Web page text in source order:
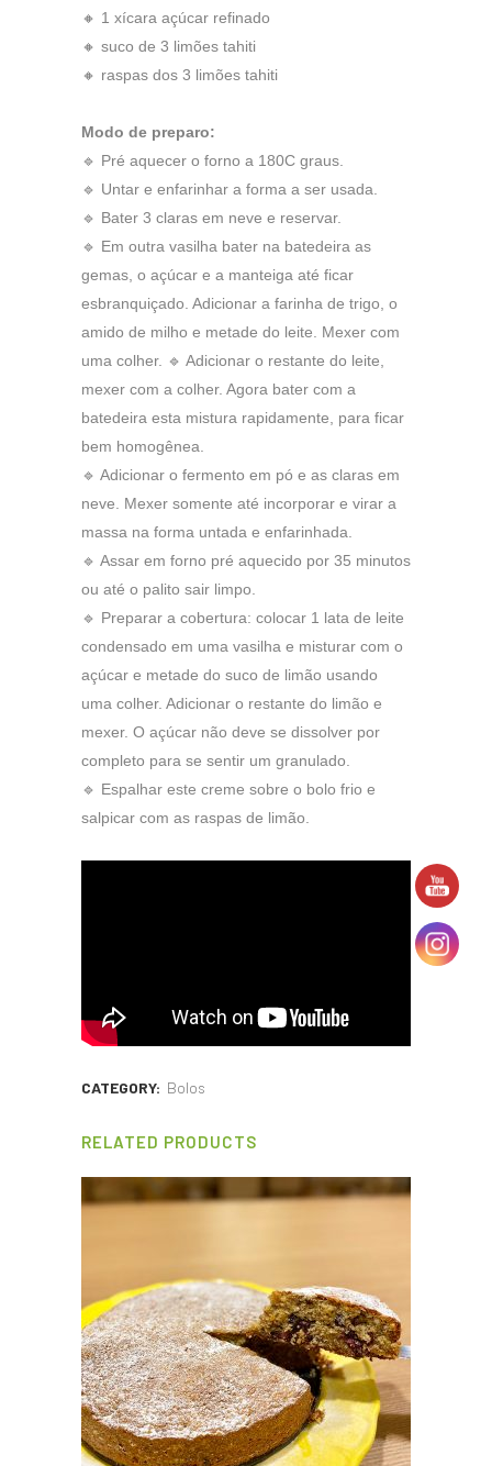
🔸 1 xícara açúcar refinado
🔸 suco de 3 limões tahiti
🔸 raspas dos 3 limões tahiti
Modo de preparo:
🔹 Pré aquecer o forno a 180C graus.
🔹 Untar e enfarinhar a forma a ser usada.
🔹 Bater 3 claras em neve e reservar.
🔹 Em outra vasilha bater na batedeira as
gemas, o açúcar e a manteiga até ficar
esbranquiçado. Adicionar a farinha de trigo, o
amido de milho e metade do leite. Mexer com
uma colher. 🔹 Adicionar o restante do leite,
mexer com a colher. Agora bater com a
batedeira esta mistura rapidamente, para ficar
bem homogênea.
🔹 Adicionar o fermento em pó e as claras em
neve. Mexer somente até incorporar e virar a
massa na forma untada e enfarinhada.
🔹 Assar em forno pré aquecido por 35 minutos
ou até o palito sair limpo.
🔹 Preparar a cobertura: colocar 1 lata de leite
condensado em uma vasilha e misturar com o
açúcar e metade do suco de limão usando
uma colher. Adicionar o restante do limão e
mexer. O açúcar não deve se dissolver por
completo para se sentir um granulado.
🔹 Espalhar este creme sobre o bolo frio e
salpicar com as raspas de limão.
CATEGORY: Bolos
RELATED PRODUCTS